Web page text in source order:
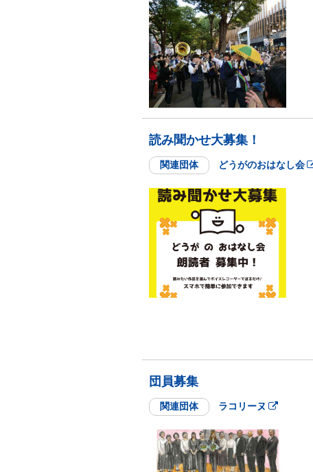
読み聞かせ大募集！
関連団体 どうがのおはなし会
団員募集
関連団体 ラコリーヌ